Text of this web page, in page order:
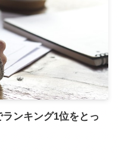
ンキング1位をとっ